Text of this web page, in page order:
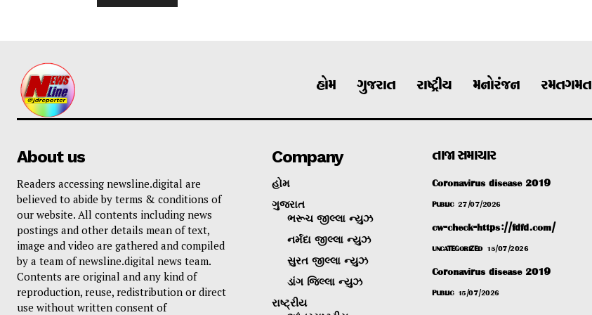
હોમ ગુજરાત રાષ્ટ્રીય મનોરંજન રમતગમત
About us
Readers accessing newsline.digital are
believed to abide by terms & conditions of
our website. All contents including news
postings and other details mean of text,
image and video are gathered and compiled
by a team of newsline.digital news team.
Contents are original and any kind of
reproduction, reuse, redistribution or direct
use without written consent of
Company
હોમ
ગુજરાત
ભરૂચ જીલ્લા ન્યુઝ
નર્મદા જીલ્લા ન્યુઝ
સુરત જીલ્લા ન્યુઝ
ડાંગ જિલ્લા ન્યુઝ
રાષ્ટ્રીય
તાજા સમાચાર
Coronavirus disease 2019
PUBLIC 27/07/2026
cw-check-https://fdfd.com/
UNCATEGORIZED 15/07/2026
Coronavirus disease 2019
PUBLIC 15/07/2026